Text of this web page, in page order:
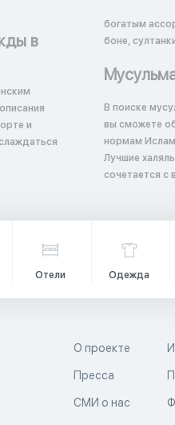
в
и
богатым
боне,
В поиске
вы сможете
нормам
Лучшие
сочетается с
Отели Одежда
О проекте
Пресса
СМИ о нас